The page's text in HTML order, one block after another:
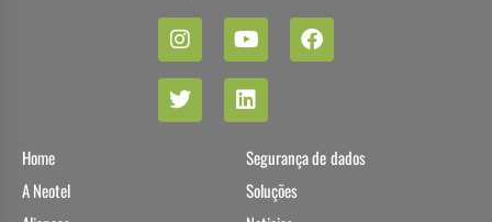
Home
A Neotel
Segurança de dados
Soluções